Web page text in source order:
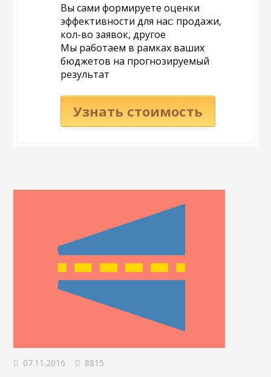
Вы сами формируете оценки
эффективности для нас: продажи,
кол-во заявок, другое
Мы работаем в рамках ваших
бюджетов на прогнозируемый
результат
Узнать стоимость
07.11.2016 8815